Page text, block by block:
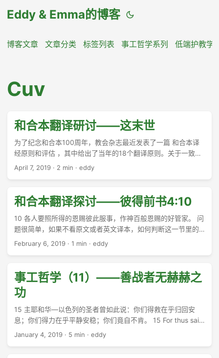
Eddy & Emma的博客
博客文章 文章分类 标签列表 事工哲学系列 低端护教学
Cuv
和合本翻译研讨——这末世
为了纪念和合本100周年，教会杂志最近发表了一篇 和合本译
经原则和评估 ，其中给出了当年的18个翻译原则。关于一致性
的原则有两条： ...
April 7, 2019 · 2 min · eddy
和合本翻译探讨——彼得前书4:10
10 各人要照所得的恩赐彼此服事，作神百般恩赐的好管家。 问
题很简单，如果不看原文或者英文译本，如何判断这一节里的
两个“恩赐”是单数还是复数？如果判断错了，对我们的解经和实
February 6, 2019 · 1 min · eddy
事工哲学（11）——善战者无赫赫之
功
15 主耶和华―以色列的圣者曾如此说：你们得救在乎归回安
息；你们得力在乎平静安稳；你们竟自不肯。 15 For thus said
the Lord GOD, the Holy One of Israel, “In returning and rest
January 4, 2019 · 5 min · eddy